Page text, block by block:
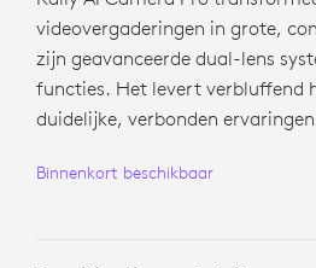
videovergaderingen in grote,
zijn geavanceerde dual-lens
functies. Het levert verbluffend
duidelijke, verbonden
Binnenkort beschikbaar